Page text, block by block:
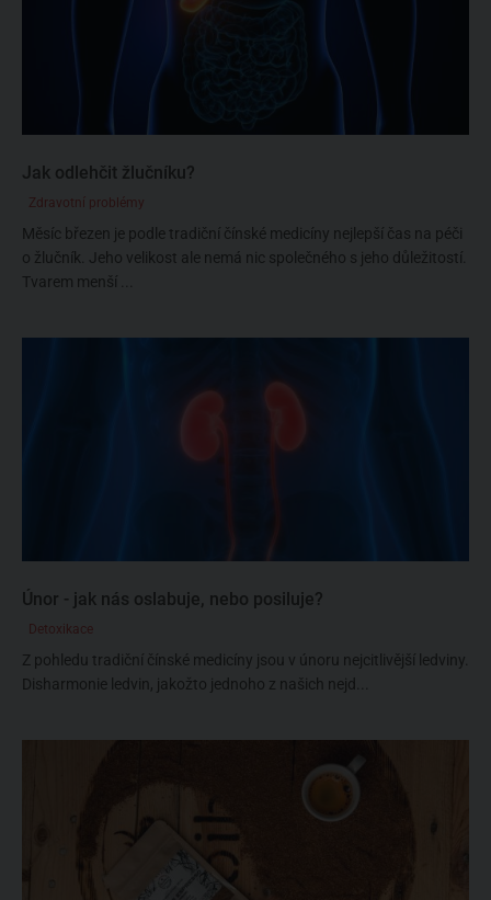
Jak odlehčit žlučníku?
Zdravotní problémy
Měsíc březen je podle tradiční čínské medicíny nejlepší čas na péči
o žlučník. Jeho velikost ale nemá nic společného s jeho důležitostí.
Tvarem menší ...
Únor - jak nás oslabuje, nebo posiluje?
Detoxikace
Z pohledu tradiční čínské medicíny jsou v únoru nejcitlivější ledviny.
Disharmonie ledvin, jakožto jednoho z našich nejd...